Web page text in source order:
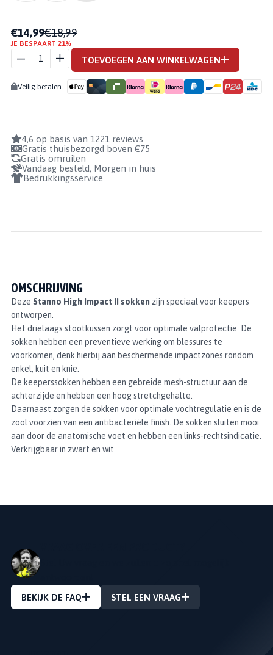
€14,99€18,99
JE BESPAART 21%
STANNO
KEEPERSSOKKEN
HIGH IMPACT II -
ZWART AANTAL
TOEVOEGEN AAN WINKELWAGEN
Veilig betalen
4,6 op basis van 1221 reviews
Gratis thuisbezorgd boven €75
Gratis omruilen
Vandaag besteld, Morgen in huis
Bedrukkingsservice
OMSCHRIJVING
Deze Stanno High Impact II sokken zijn speciaal voor keepers
ontworpen.
Het drielaags stootkussen zorgt voor optimale valprotectie. De
sokken hebben een preventieve werking om blessures te
voorkomen, denk hierbij aan beschermende impactzones rondom
enkel, kuit en knie.
De keeperssokken hebben een gebreide mesh-structuur aan de
achterzijde en hebben een hoog stretchgehalte.
Daarnaast zorgen de sokken voor optimale vochtregulatie en is de
zool voorzien van een antibacteriële finish. De sokken sluiten mooi
aan door de anatomische voet en hebben een links-rechtsindicatie.
Verkrijgbaar in zwart en wit.
BEKIJK DE FAQ
STEL EEN VRAAG